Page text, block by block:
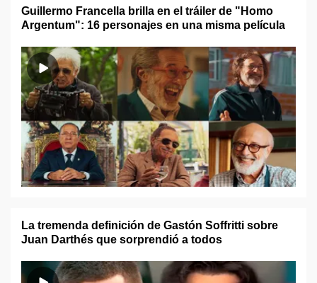
Guillermo Francella brilla en el tráiler de "Homo
Argentum": 16 personajes en una misma película
La tremenda definición de Gastón Soffritti sobre
Juan Darthés que sorprendió a todos